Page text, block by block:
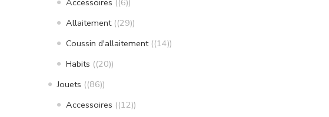
Allaitement (29)
Coussin d'allaitement (14)
Habits (20)
Jouets (86)
Accessoires (12)